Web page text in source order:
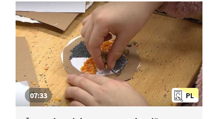
PL
07:33